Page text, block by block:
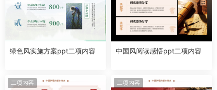
绿色风实施方案ppt二项内容 中国风阅读感悟ppt二项内容
二项内容 二项内容